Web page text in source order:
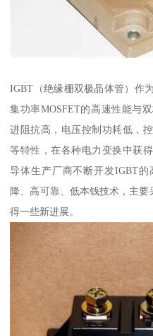
IGBT（绝缘栅双极晶体管）作
集功率MOSFET的高速性能与
进阻抗高，电压控制功耗低，
等特性，在各种电力变换中获
导体生产厂商不断开发IGBT
降、高可靠、低本钱技术，主
得一些新进展。